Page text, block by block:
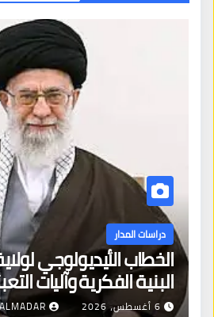
دراسات المدار
الخطاب الأيديولوجي
البنية الفكرية وآليات
6 أغسطس، 2026